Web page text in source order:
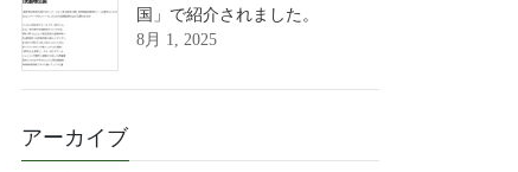
国」で紹介されました。
8月 1, 2025
アーカイブ